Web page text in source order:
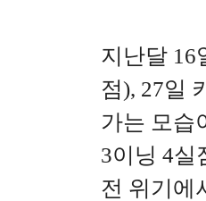
지난달 16
점), 27일
가는 모습
3이닝 4실
전 위기에